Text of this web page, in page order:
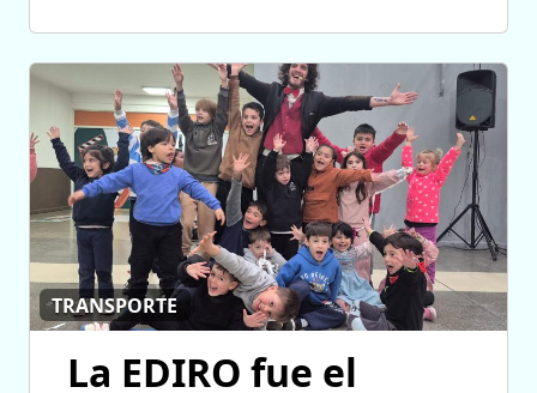
TRANSPORTE
La EDIRO fue el